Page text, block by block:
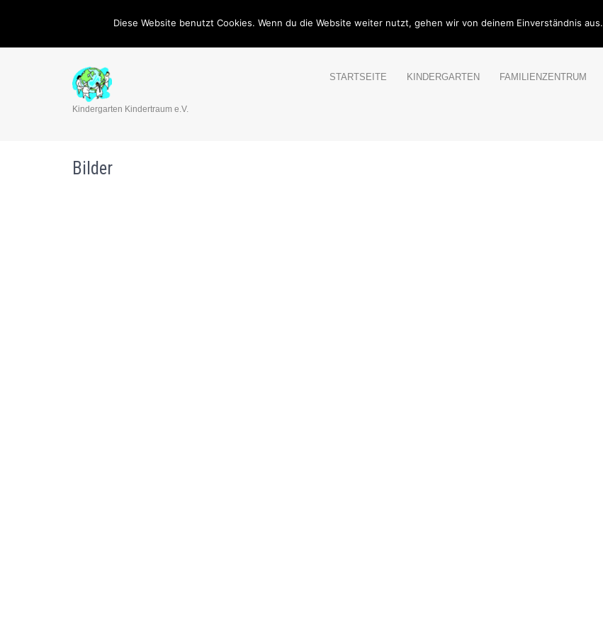
02351/679678 mail@kindergarten-kindertraum.de
Kindergarten Kindertraum e.V.
STARTSEITE KINDERGARTEN FAMILIENZENTRUM
Bilder
Diese Website benutzt Cookies. Wenn du die Website weiter nutzt, gehen wir von deinem Einverständnis aus.